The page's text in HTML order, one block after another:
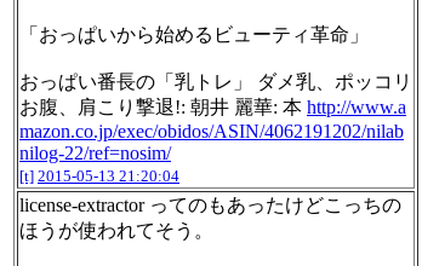
「おっぱいから始めるビューティ革命」
おっぱい番長の「乳トレ」 ダメ乳、ポッコリ
お腹、肩こり撃退!: 朝井 麗華: 本 http://www.a
mazon.co.jp/exec/obidos/ASIN/4062191202/nilab
nilog-22/ref=nosim/
[t] 2015-05-13 21:20:04
license-extractor ってのもあったけどこっちの
ほうが使われてそう。